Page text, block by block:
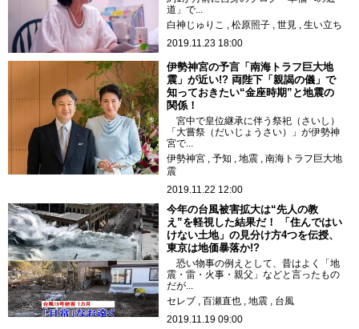
道」で...
白神じゅりこ
松原照子 世見
生い立ち
2019.11.23 18:00
伊勢神宮の予言「南海トラフ巨大地
震」が近い!? 両陛下「親謁の儀」で
知っておきたい“金座時期”と地震の
関係！
宮中で皇位継承に伴う祭祀（さいし）
「大嘗祭（だいじょうさい）」が伊勢神
宮で...
伊勢神宮
予知 地震
南海トラフ巨大地
震
2019.11.22 12:00
今年の台風被害拡大は“先人の教
え”を軽視した結果だ！ 「住んではい
けない土地」の見分け方4つを伝授、
東京は地価暴落か!?
恐い物事の例えとして、昔はよく「地
震・雷・火事・親父」などと言ったもの
だが...
セレブ
百瀬直也 地震
台風
2019.11.19 09:00